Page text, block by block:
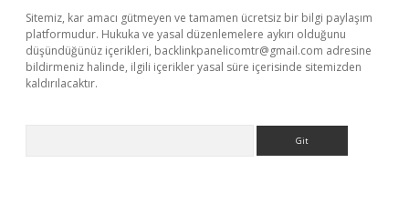
Sitemiz, kar amacı gütmeyen ve tamamen ücretsiz bir bilgi paylaşım
platformudur. Hukuka ve yasal düzenlemelere aykırı olduğunu
düşündüğünüz içerikleri, backlinkpanelicomtr@gmail.com adresine
bildirmeniz halinde, ilgili içerikler yasal süre içerisinde sitemizden
kaldırılacaktır.